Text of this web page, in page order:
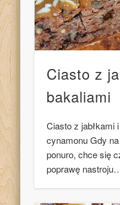
Ciasto z
bakaliami
Ciasto z jabłkami
cynamonu Gdy
ponuro, chce się
poprawę